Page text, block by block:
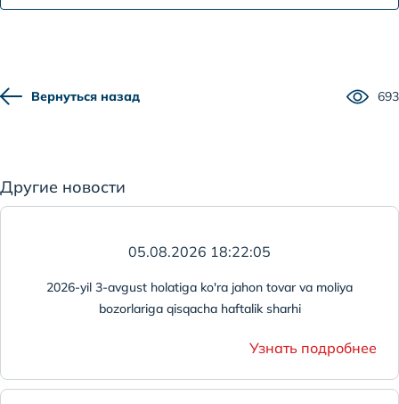
Вернуться назад 693
Другие новости
05.08.2026 18:22:05
2026-yil 3-avgust holatiga ko'ra jahon tovar va moliya
bozorlariga qisqacha haftalik sharhi
Узнать подробнее